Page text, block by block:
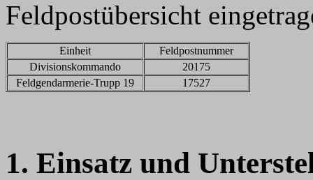
Feldpostübersicht
Einheit
Feldpostnummer
Divisionskommando
20175
Feldgendarmerie-Trupp 19
17527
1. Einsatz und